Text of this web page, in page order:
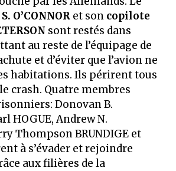
O’CONNOR et son copilote
sont restés dans
au reste de l’équipage de
et d’éviter que l’avion ne
habitations. Ils périrent tous
crash. Quatre membres
Donovan B.
HOGUE, Andrew N.
Thompson BRUNDIGE et
à s’évader et rejoindre
aux filières de la